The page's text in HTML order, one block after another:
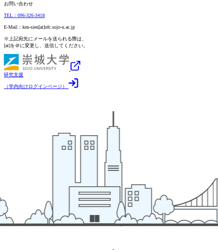
お問い合わせ
TEL：096-326-3418
E-Mail：ken-sien[at]ofc.sojo-u.ac.jp
※上記宛先にメールを送られる際は、
[at]を＠に変更し、送信してください。
研究支援
（学内向けログインページ）